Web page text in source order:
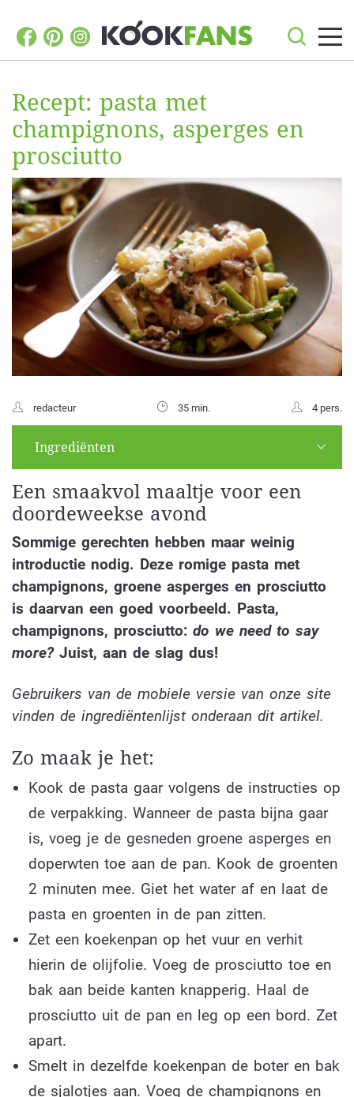
Recept: pasta met
champignons, asperges en
prosciutto
redacteur 35 min. 4 pers.
Ingrediënten
Een smaakvol maaltje voor een
doordeweekse avond
Sommige gerechten hebben maar weinig
introductie nodig. Deze romige pasta met
champignons, groene asperges en prosciutto
is daarvan een goed voorbeeld. Pasta,
champignons, prosciutto: do we need to say
more? Juist, aan de slag dus!
Gebruikers van de mobiele versie van onze site
vinden de ingrediëntenlijst onderaan dit artikel.
Zo maak je het:
Kook de pasta gaar volgens de instructies op
de verpakking. Wanneer de pasta bijna gaar
is, voeg je de gesneden groene asperges en
doperwten toe aan de pan. Kook de groenten
2 minuten mee. Giet het water af en laat de
pasta en groenten in de pan zitten.
Zet een koekenpan op het vuur en verhit
hierin de olijfolie. Voeg de prosciutto toe en
bak aan beide kanten knapperig. Haal de
prosciutto uit de pan en leg op een bord. Zet
apart.
Smelt in dezelfde koekenpan de boter en bak
de sjalotjes aan. Voeg de champignons en